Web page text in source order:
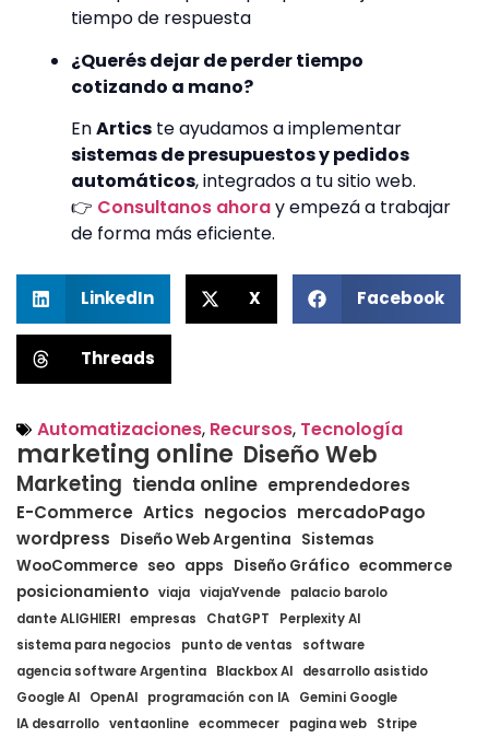
tiempo de respuesta
¿Querés dejar de perder tiempo
cotizando a mano?
EnArtics te ayudamos a implementar
sistemas de presupuestos y pedidos
automáticos, integrados a tu sitio web.
👉 Consultanos ahoray empezá a trabajar
de forma más eficiente.
LinkedIn X Facebook
Threads
Automatizaciones, Recursos, Tecnología
marketing online Diseño Web
Marketing tienda online emprendedores
E-Commerce Artics negocios mercadoPago
wordpress Diseño Web Argentina Sistemas
WooCommerce seo apps Diseño Gráfico ecommerce
posicionamiento viaja viajaYvende
palacio barolo
dante ALIGHIERI empresas ChatGPT
Perplexity AI
sistema para negocios
punto de ventas
software
agencia software Argentina
Blackbox AI
desarrollo asistido
Google AI
OpenAI programación con IA
Gemini Google
IA desarrollo ventaonline ecommecer pagina web
Stripe